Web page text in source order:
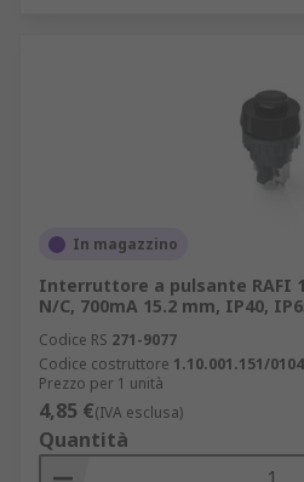
In magazzino
Interruttore a pulsante RAFI
N/C, 700mA 15.2 mm, IP40,
Codice RS 271-9077
Codice costruttore 1.10.001.151/0104
Prezzo per 1 unità
4,85 €(IVA esclusa)
Quantità